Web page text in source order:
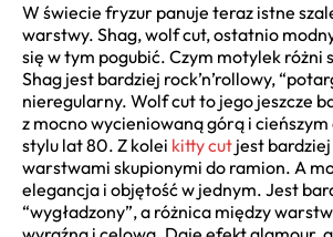
W świecie fryzur panuje teraz istne
warstwy. Shag, wolf cut, ostatnio
się w tym pogubić. Czym motylek różni
Shag jest bardziej rock’n’rollowy,
nieregularny. Wolf cut to jego jeszcze
z mocno wycieniowaną górą i
stylu lat 80. Z kolei kitty cut jest
warstwami skupionymi do ramion. A
elegancja i objętość w jednym. Jest
“wygładzony”, a różnica między